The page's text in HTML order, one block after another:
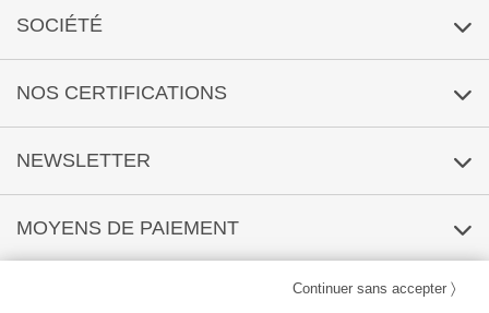
Contrôle des fichiers
FAQ Fichiers graphiques
Blog
Questions courantes
Réclamation
SOCIÉTÉ
Mentions légales
CGV
Déclaration d'accessibilité
NOS CERTIFICATIONS
NEWSLETTER
S'abonner /Se désabonner
MOYENS DE PAIEMENT
Continuer sans accepter 〉